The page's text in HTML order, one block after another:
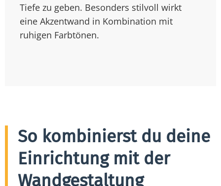
Tiefe zu geben. Besonders stilvoll wirkt
eine Akzentwand in Kombination mit
ruhigen Farbtönen.
So kombinierst du deine
Einrichtung mit der
Wandgestaltung